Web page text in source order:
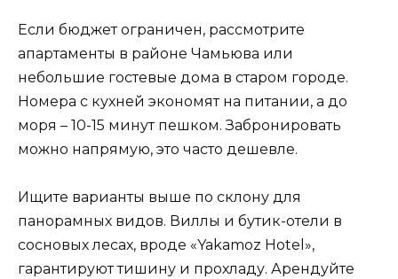
Если бюджет ограничен, рассмотрите
апартаменты в районе Чамьюва или
небольшие гостевые дома в старом городе.
Номера с кухней экономят на питании, а до
моря – 10-15 минут пешком. Забронировать
можно напрямую, это часто дешевле.
Ищите варианты выше по склону для
панорамных видов. Виллы и бутик-отели в
сосновых лесах, вроде «Yakamoz Hotel»,
гарантируют тишину и прохладу. Арендуйте